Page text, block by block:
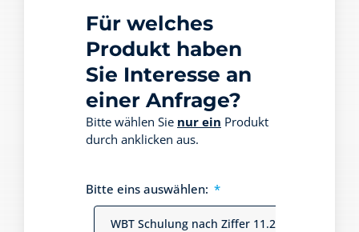
Für welches
Produkt haben
Sie Interesse an
einer Anfrage?
Bitte wählen Sie nur ein Produkt
durch anklicken aus.
Bitte eins auswählen:
WBT Schulung nach Ziffer 11.2.3.9